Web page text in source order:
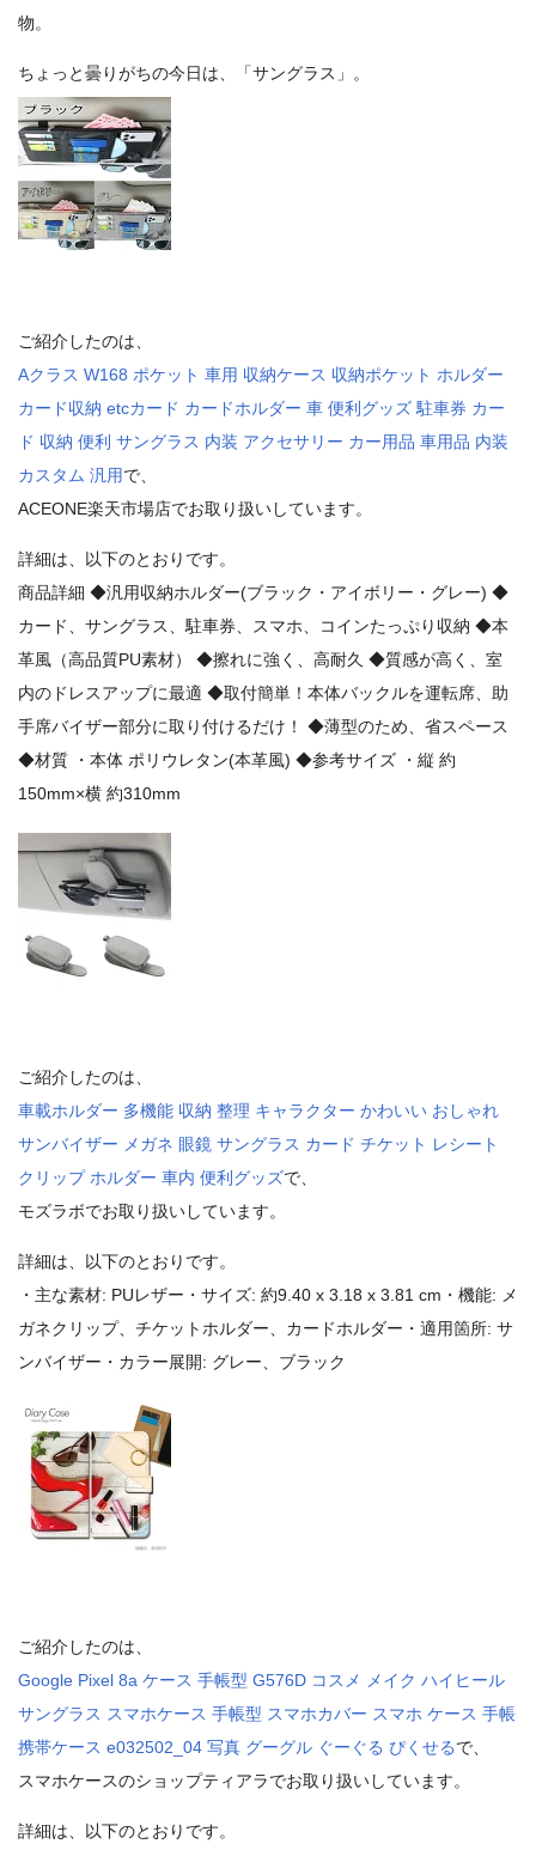
物。
ちょっと曇りがちの今日は、「サングラス」。
ご紹介したのは、
Aクラス W168 ポケット 車用 収納ケース 収納ポケット ホルダー
カード収納 etcカード カードホルダー 車 便利グッズ 駐車券 カー
ド 収納 便利 サングラス 内装 アクセサリー カー用品 車用品 内装
カスタム 汎用で、
ACEONE楽天市場店でお取り扱いしています。
詳細は、以下のとおりです。
商品詳細 ◆汎用収納ホルダー(ブラック・アイボリー・グレー) ◆
カード、サングラス、駐車券、スマホ、コインたっぷり収納 ◆本
革風（高品質PU素材） ◆擦れに強く、高耐久 ◆質感が高く、室
内のドレスアップに最適 ◆取付簡単！本体バックルを運転席、助
手席バイザー部分に取り付けるだけ！ ◆薄型のため、省スペース
◆材質 ・本体 ポリウレタン(本革風) ◆参考サイズ ・縦 約
150mm×横 約310mm
ご紹介したのは、
車載ホルダー 多機能 収納 整理 キャラクター かわいい おしゃれ
サンバイザー メガネ 眼鏡 サングラス カード チケット レシート
クリップ ホルダー 車内 便利グッズで、
モズラボでお取り扱いしています。
詳細は、以下のとおりです。
・主な素材: PUレザー・サイズ: 約9.40 x 3.18 x 3.81 cm・機能: メ
ガネクリップ、チケットホルダー、カードホルダー・適用箇所: サ
ンバイザー・カラー展開: グレー、ブラック
ご紹介したのは、
Google Pixel 8a ケース 手帳型 G576D コスメ メイク ハイヒール
サングラス スマホケース 手帳型 スマホカバー スマホ ケース 手帳
携帯ケース e032502_04 写真 グーグル ぐーぐる ぴくせるで、
スマホケースのショップティアラでお取り扱いしています。
詳細は、以下のとおりです。